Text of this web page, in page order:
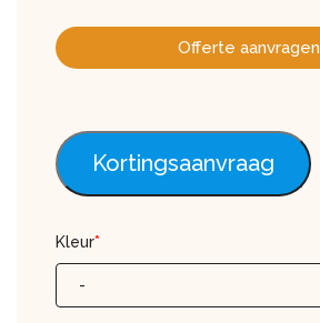
Offerte aanvragen
Kortingsaanvraag
Kleur*
-